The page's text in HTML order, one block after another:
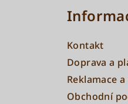
Kontakt
Doprava a
Reklamace
Obchodní